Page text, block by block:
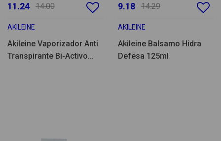
11.24 14.00
AKILEINE
Akileine Vaporizador Anti
Transpirante Bi-Activo
9.18 14.29
AKILEINE
Akileine Balsamo Hidra
Defesa 125ml